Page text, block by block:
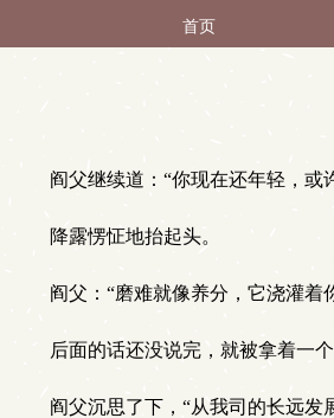
首页
阎父继续道：“你现在还年轻，
降露愣怔地抬起头。
阎父：“磨难就像养分，它浇灌
后面的话还没说完，就被拿着一
阎父沉思了下，“从我司的长远